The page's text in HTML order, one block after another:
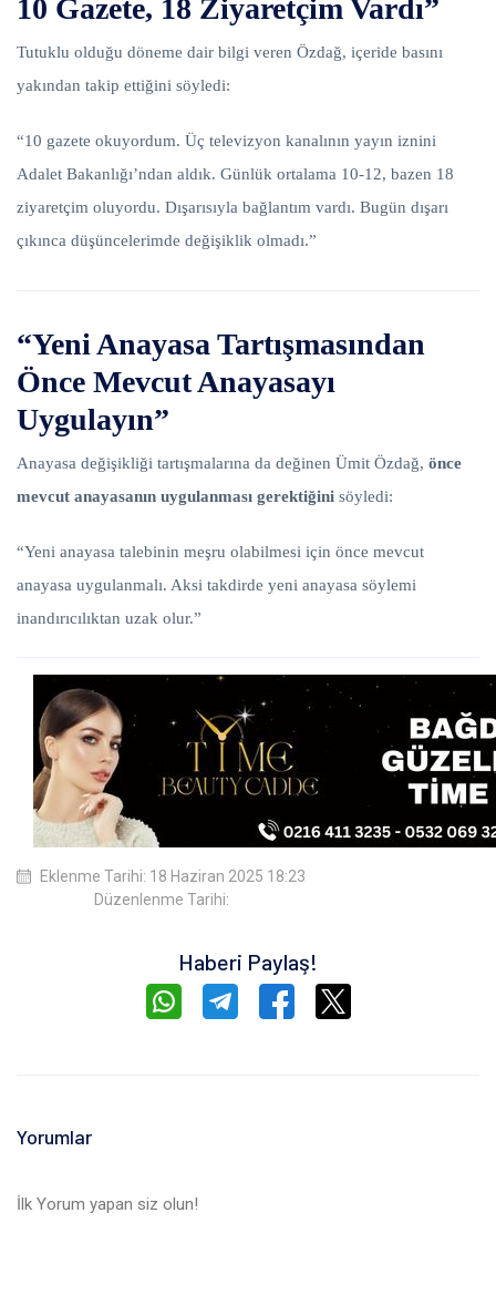
10 Gazete, 18 Ziyaretçim Vardı”
Tutuklu olduğu döneme dair bilgi veren Özdağ, içeride basını
yakından takip ettiğini söyledi:
“10 gazete okuyordum. Üç televizyon kanalının yayın iznini
Adalet Bakanlığı’ndan aldık. Günlük ortalama 10-12, bazen 18
ziyaretçim oluyordu. Dışarısıyla bağlantım vardı. Bugün dışarı
çıkınca düşüncelerimde değişiklik olmadı.”
“Yeni Anayasa Tartışmasından
Önce Mevcut Anayasayı
Uygulayın”
Anayasa değişikliği tartışmalarına da değinen Ümit Özdağ, önce
mevcut anayasanın uygulanması gerektiğini söyledi:
“Yeni anayasa talebinin meşru olabilmesi için önce mevcut
anayasa uygulanmalı. Aksi takdirde yeni anayasa söylemi
inandırıcılıktan uzak olur.”
Eklenme Tarihi: 18 Haziran 2025 18:23
Düzenlenme Tarihi:
Haberi Paylaş!
Yorumlar
İlk Yorum yapan siz olun!